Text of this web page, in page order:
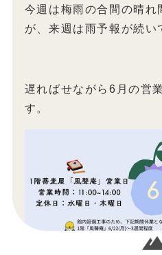
今週は梅雨の合間の晴れ
が、来週は雨予報が続い
遅ればせながら6月の営
す。